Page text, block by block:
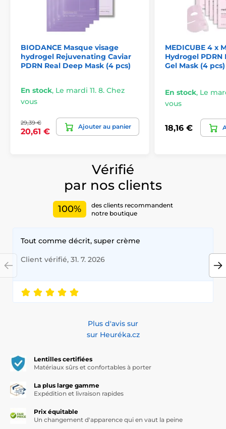
BIODANCE Masque visage
hydrogel Rejuvenating Caviar
PDRN Real Deep Mask (4 pcs)
En stock, Le mardi 11. 8. Chez
vous
29,39 €
20,61 €
Ajouter au panier
MEDICUBE 4 x
Hydrogel
Gel Mask (4 pcs)
En stock, Le
vous
18,16 €
Vérifié
par nos clients
100%
des clients recommandent
notre boutique
Tout comme décrit, super crème
Client vérifié, 31. 7. 2026
Plus d'avis sur
sur Heuréka.cz
Lentilles certifiées
Matériaux sûrs et confortables à porter
La plus large gamme
Expédition et livraison rapides
Prix équitable
Un changement d'apparence qui en vaut la peine